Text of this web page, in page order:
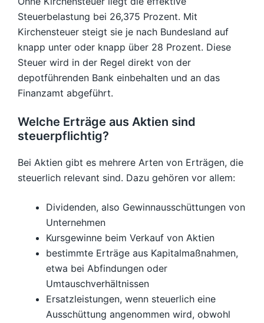
Steuerbelastung bei 26,375 Prozent. Mit
Kirchensteuer steigt sie je nach Bundesland auf
knapp unter oder knapp über 28 Prozent. Diese
Steuer wird in der Regel direkt von der
depotführenden Bank einbehalten und an das
Finanzamt abgeführt.
Welche Erträge aus Aktien sind
steuerpflichtig?
Bei Aktien gibt es mehrere Arten von Erträgen, die
steuerlich relevant sind. Dazu gehören vor allem:
Dividenden, also Gewinnausschüttungen von
Unternehmen
Kursgewinne beim Verkauf von Aktien
bestimmte Erträge aus Kapitalmaßnahmen,
etwa bei Abfindungen oder
Umtauschverhältnissen
Ersatzleistungen, wenn steuerlich eine
Ausschüttung angenommen wird, obwohl